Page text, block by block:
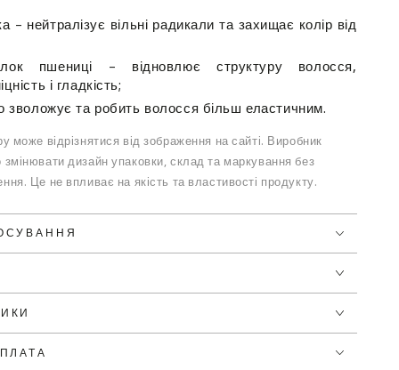
– нейтралізує вільні радикали та захищає колір від
пшениці – відновлює структуру волосся,
і гладкість;
зволожує та робить волосся більш еластичним.
може відрізнятися від зображення на сайті. Виробник
дизайн упаковки, склад та маркування без
Це не впливає на якість та властивості продукту.